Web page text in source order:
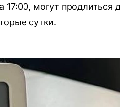
могут продлиться
сутки.